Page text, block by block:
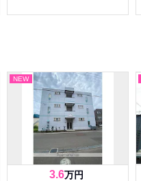
NEW
3.6万円